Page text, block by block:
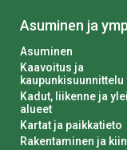
Asuminen ja
Asuminen
Kaavoitus ja
kaupunkisuunnittelu
Kadut, liikenne ja
alueet
Kartat ja paikkatieto
Rakentaminen ja